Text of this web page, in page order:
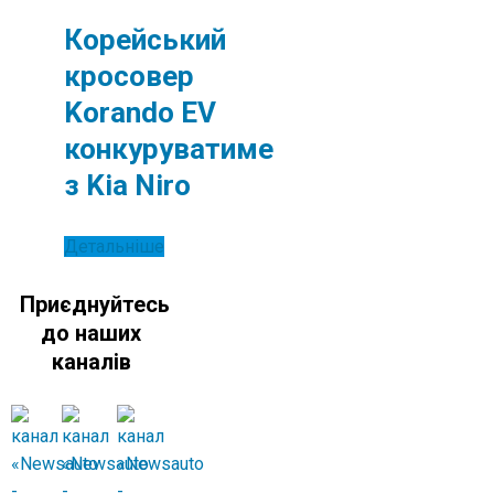
Корейський
кросовер
Korando EV
конкуруватиме
з Kia Niro
Детальніше
Приєднуйтесь
до наших
каналів